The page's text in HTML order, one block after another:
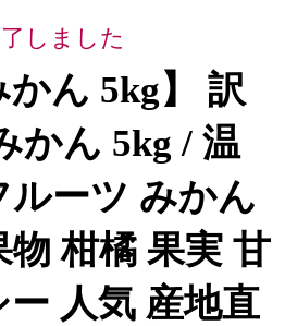
しました
かん 5kg】 訳
かん 5kg / 温
ーツ みかん
柑橘 果実 甘
人気 産地直